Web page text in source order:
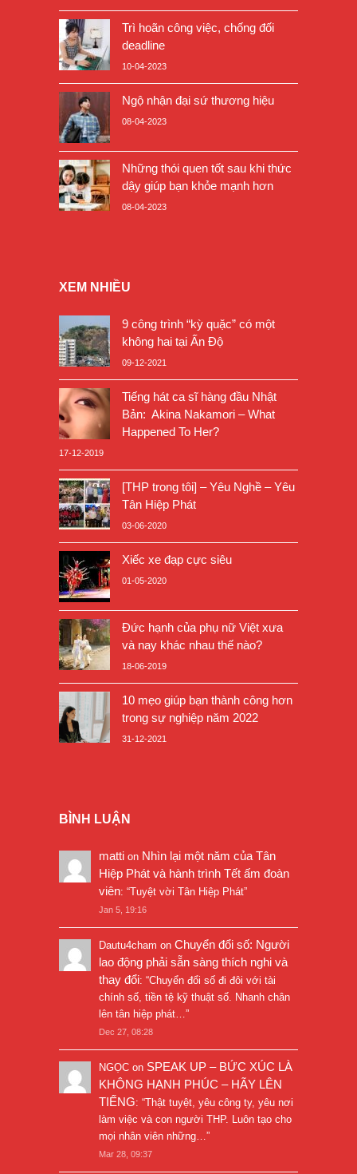
Trì hoãn công việc, chống đối
deadline
10-04-2023
Ngộ nhận đại sứ thương hiệu
08-04-2023
Những thói quen tốt sau khi thức
dậy giúp bạn khỏe mạnh hơn
08-04-2023
XEM NHIỀU
9 công trình “kỳ quặc” có một
không hai tại Ấn Độ
09-12-2021
Tiếng hát ca sĩ hàng đầu Nhật
Bản: Akina Nakamori – What
Happened To Her?
17-12-2019
[THP trong tôi] – Yêu Nghề – Yêu
Tân Hiệp Phát
03-06-2020
Xiếc xe đạp cực siêu
01-05-2020
Đức hạnh của phụ nữ Việt xưa
và nay khác nhau thế nào?
18-06-2019
10 mẹo giúp bạn thành công hơn
trong sự nghiệp năm 2022
31-12-2021
BÌNH LUẬN
matti on Nhìn lại một năm của Tân
Hiệp Phát và hành trình Tết ấm đoàn
viên: “Tuyệt vời Tân Hiệp Phát”
Jan 5, 19:16
Dautu4cham on Chuyển đổi số: Người
lao động phải sẵn sàng thích nghi và
thay đổi: “Chuyển đổi số đi đôi với tài
chính số, tiền tệ kỹ thuật số. Nhanh chân
lên tân hiệp phát…”
Dec 27, 08:28
NGỌC on SPEAK UP – BỨC XÚC LÀ
KHÔNG HẠNH PHÚC – HÃY LÊN
TIẾNG: “Thật tuyệt, yêu công ty, yêu nơi
làm việc và con người THP. Luôn tạo cho
mọi nhân viên những…”
Mar 28, 09:37